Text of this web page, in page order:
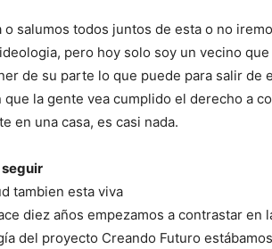
o salumos todos juntos de esta o no
pero hoy solo soy un vecino
de su parte lo que puede para salir de
que la gente vea cumplido el derecho a
en una casa, es casi nada.
seguir
tambien esta viva
diez años empezamos a contrastar en
del proyecto Creando Futuro